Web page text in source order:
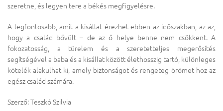
szeretne, és legyen tere a békés megfigyelésre.
A legfontosabb, amit a kisállat érezhet ebben az időszakban, az az,
hogy a család bővült – de az ő helye benne nem csökkent. A
fokozatosság, a türelem és a szeretetteljes megerősítés
segítségével a baba és a kisállat között élethosszig tartó, különleges
kötelék alakulhat ki, amely biztonságot és rengeteg örömet hoz az
egész család számára.
Szerző: Teszkó Szilvia